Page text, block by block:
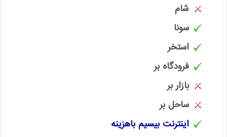
شام
سونا
استخر
فرودگاه بر
بازار بر
ساحل بر
اینترنت بیسیم باهزینه